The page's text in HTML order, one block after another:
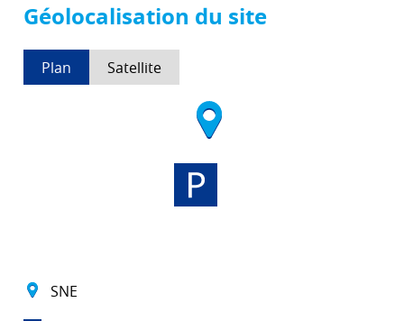
Géolocalisation du site
Plan Satellite
SNE